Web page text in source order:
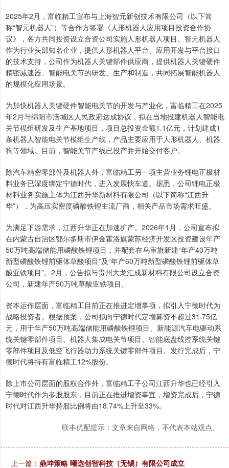
2025年2月，富临精工宣布与上海智元新创技术有限公司（以下简
称“智元机器人”）等合作方签署《人形机器人应用项目投资合作协
议》，各方共同投资设立合资公司实施人形机器人项目。智元机器人
作为行业头部知名企业，提供人形机器人平台、应用开发与平台接口
的技术支持，公司作为机器人关键部件供应商，提供机器人关键硬件
精密减速器、智能电关节的研发、生产和制造，共同拓展智能机器人
的规模化应用场景。
为加快机器人关键硬件智能电关节的开发与产业化，富临精工在2025
年2月与绵阳市涪城区人民政府达成协议，拟在当地投建机器人智能电
关节模组研发及生产基地项目，项目总投资金额1.1亿元，计划建成1
条机器人智能电关节模组生产线，产品主要应用于人形机器人、机器
狗等领域。目前，智能关节产线已投产并开始交付客户。
除汽车精密零部件及机器人外，富临精工另一项主营业务锂电正极材
料业务已深度绑定宁德时代，进入发展快车道。据悉，公司锂电正极
材料业务实施主体为江西升华新材料有限公司（以下简称“江西升
华”），为高压实密度磷酸铁锂主流厂商，相关产品市场需求旺盛。
为满足下游需求，江西升华正在加速扩产。2026年1月，公司宣布拟
在内蒙古自治区鄂尔多斯市伊金霍洛旗蒙苏经济开发区投资建设年产
50万吨高端储能用磷酸铁锂项目，并配套在乌审旗新建“年产40万吨
新型磷酸铁锂前驱体草酸项目”及“年产60万吨新型磷酸铁锂前驱体草
酸亚铁项目”。2月，公告拟与贵州大龙汇成新材料有限公司设立合资
公司，新建年产50万吨草酸亚铁项目。
资本运作层面，富临精工目前正在推进定增事项，拟引入宁德时代为
战略投资者。根据预案，公司拟向宁德时代定增募资不超过31.75亿
元，用于年产50万吨高端储能用磷酸铁锂项目、新能源汽车电驱动系
统关键零部件项目、机器人集成电关节项目、智能底盘线控系统关键
零部件项目及低空飞行器动力系统关键零部件项目。发行完成后，宁
德时代将持有富临精工12%股份。
除上市公司层面的股权合作外，富临精工子公司江西升华也已经引入
宁德时代作为参股股东，目前正在推进增资事宜，增资完成后，宁德
时代对江西升华持股比例将由18.74%上升至33%。
联丰优配提示：文章来自网络，不代表本站观点。
上一篇： 鼎坤策略 曦选创智科技（无锡）有限公司成立